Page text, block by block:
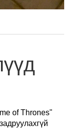
of Thrones"